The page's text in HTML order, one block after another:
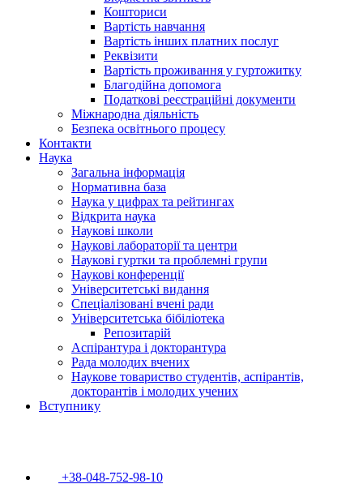
Кошториси
Вартість навчання
Вартість інших платних послуг
Реквізити
Вартість проживання у гуртожитку
Благодійна допомога
Податкові реєстраційні документи
Міжнародна діяльність
Безпека освітнього процесу
Контакти
Наука
Загальна інформація
Нормативна база
Наука у цифрах та рейтингах
Відкрита наука
Наукові школи
Наукові лабораторії та центри
Наукові гуртки та проблемні групи
Наукові конференції
Університетські видання
Спеціалізовані вчені ради
Університетська бібіліотека
Репозитарій
Аспірантура і докторантура
Рада молодих вчених
Наукове товариство студентів, аспірантів,
докторантів і молодих учених
Вступнику
+38-048-752-98-10